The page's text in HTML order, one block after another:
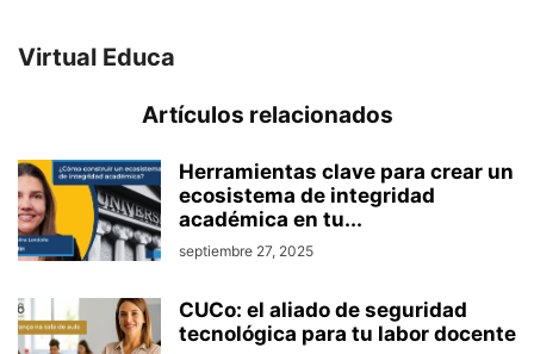
Virtual Educa
Artículos relacionados
Herramientas clave para crear un
ecosistema de integridad
académica en tu...
septiembre 27, 2025
CUCo: el aliado de seguridad
tecnológica para tu labor docente